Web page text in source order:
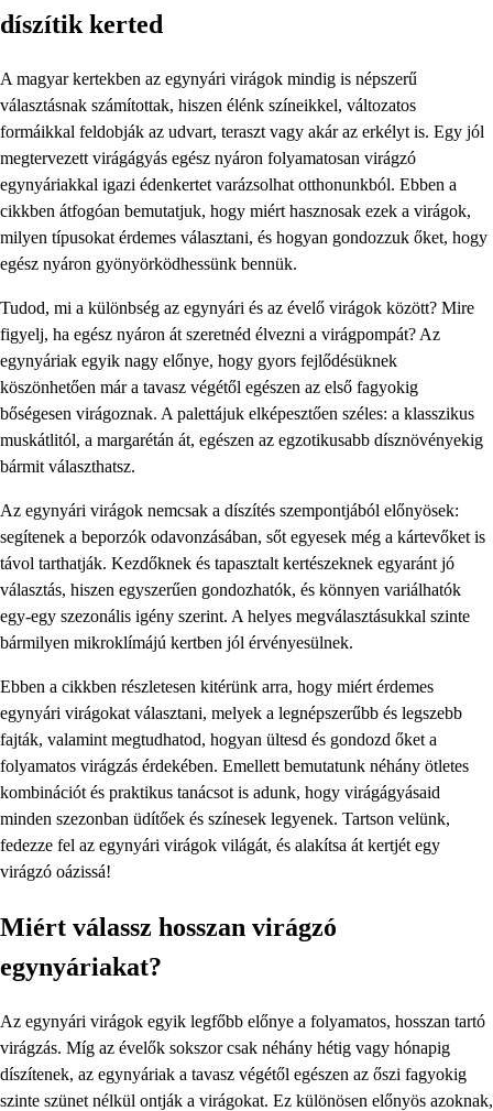
díszítik kerted
A magyar kertekben az egynyári virágok mindig is népszerű
választásnak számítottak, hiszen élénk színeikkel, változatos
formáikkal feldobják az udvart, teraszt vagy akár az erkélyt is. Egy jól
megtervezett virágágyás egész nyáron folyamatosan virágzó
egynyáriakkal igazi édenkertet varázsolhat otthonunkból. Ebben a
cikkben átfogóan bemutatjuk, hogy miért hasznosak ezek a virágok,
milyen típusokat érdemes választani, és hogyan gondozzuk őket, hogy
egész nyáron gyönyörködhessünk bennük.
Tudod, mi a különbség az egynyári és az évelő virágok között? Mire
figyelj, ha egész nyáron át szeretnéd élvezni a virágpompát? Az
egynyáriak egyik nagy előnye, hogy gyors fejlődésüknek
köszönhetően már a tavasz végétől egészen az első fagyokig
bőségesen virágoznak. A palettájuk elképesztően széles: a klasszikus
muskátlitól, a margarétán át, egészen az egzotikusabb dísznövényekig
bármit választhatsz.
Az egynyári virágok nemcsak a díszítés szempontjából előnyösek:
segítenek a beporzók odavonzásában, sőt egyesek még a kártevőket is
távol tarthatják. Kezdőknek és tapasztalt kertészeknek egyaránt jó
választás, hiszen egyszerűen gondozhatók, és könnyen variálhatók
egy-egy szezonális igény szerint. A helyes megválasztásukkal szinte
bármilyen mikroklímájú kertben jól érvényesülnek.
Ebben a cikkben részletesen kitérünk arra, hogy miért érdemes
egynyári virágokat választani, melyek a legnépszerűbb és legszebb
fajták, valamint megtudhatod, hogyan ültesd és gondozd őket a
folyamatos virágzás érdekében. Emellett bemutatunk néhány ötletes
kombinációt és praktikus tanácsot is adunk, hogy virágágyásaid
minden szezonban üdítőek és színesek legyenek. Tartson velünk,
fedezze fel az egynyári virágok világát, és alakítsa át kertjét egy
virágzó oázissá!
Miért válassz hosszan virágzó
egynyáriakat?
Az egynyári virágok egyik legfőbb előnye a folyamatos, hosszan tartó
virágzás. Míg az évelők sokszor csak néhány hétig vagy hónapig
díszítenek, az egynyáriak a tavasz végétől egészen az őszi fagyokig
szinte szünet nélkül ontják a virágokat. Ez különösen előnyös azoknak,